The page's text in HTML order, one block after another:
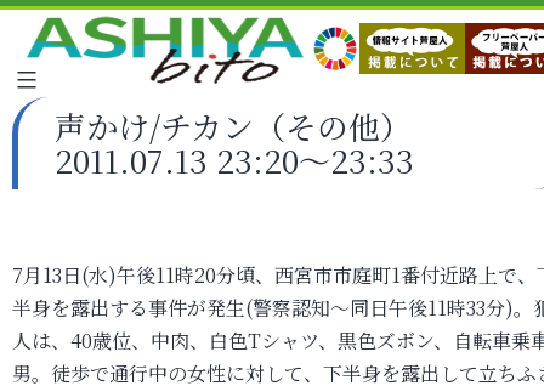
声かけ/チカン（その他）
2011.07.13 23:20～23:33
7月13日(水)午後11時20分頃、西宮市市庭町1番付近路上で、
半身を露出する事件が発生(警察認知～同日午後11時33分)。
人は、40歳位、中肉、白色Tシャツ、黒色ズボン、自転車乗
男。徒歩で通行中の女性に対して、下半身を露出して立ちふ